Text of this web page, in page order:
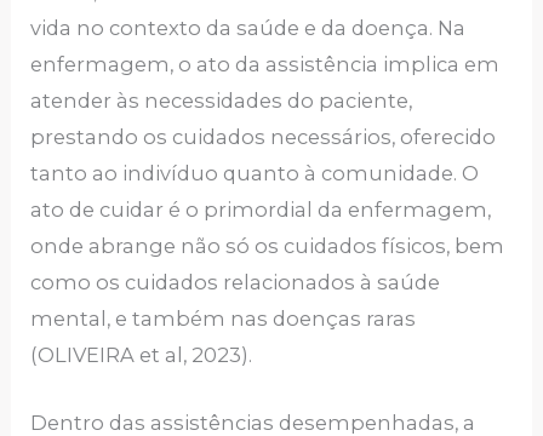
vida no contexto da saúde e da doença. Na
enfermagem, o ato da assistência implica em
atender às necessidades do paciente,
prestando os cuidados necessários, oferecido
tanto ao indivíduo quanto à comunidade. O
ato de cuidar é o primordial da enfermagem,
onde abrange não só os cuidados físicos, bem
como os cuidados relacionados à saúde
mental, e também nas doenças raras
(OLIVEIRA et al, 2023).
Dentro das assistências desempenhadas, a